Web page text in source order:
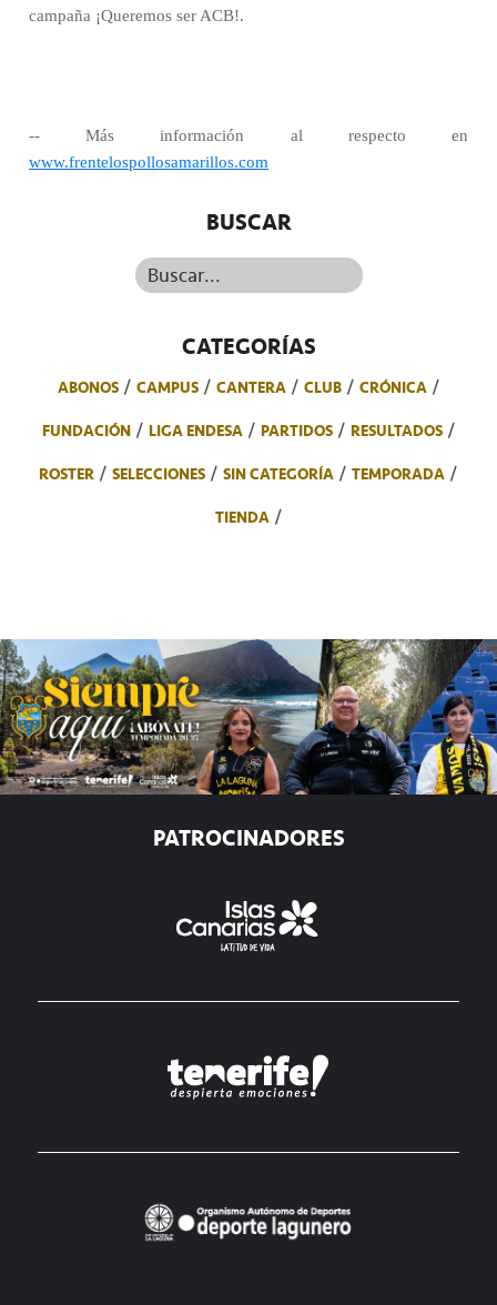
campaña ¡Queremos ser ACB!.
-- Más información al respecto en
www.frentelospollosamarillos.com
BUSCAR
Buscar...
CATEGORÍAS
ABONOS CAMPUS CANTERA CLUB
CRÓNICA
FUNDACIÓN
LIGA ENDESA PARTIDOS
RESULTADOS
ROSTER
SELECCIONES SIN CATEGORÍA
TEMPORADA
TIENDA
PATROCINADORES